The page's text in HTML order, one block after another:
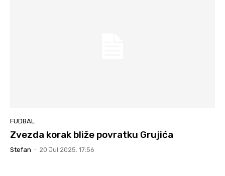
FUDBAL
Zvezda korak bliže povratku Grujića
Stefan - 20 Jul 2025. 17:56